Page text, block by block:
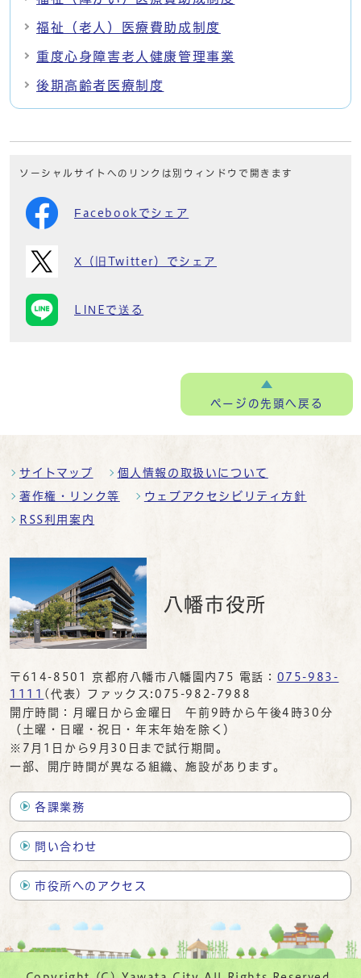
福祉（老人）医療費助成制度
重度心身障害老人健康管理事業
後期高齢者医療制度
ソーシャルサイトへのリンクは別ウィンドウで開きます
Facebookでシェア
X（旧Twitter）でシェア
LINEで送る
ページの先頭へ戻る
サイトマップ 個人情報の取扱いについて
著作権・リンク等 ウェブアクセシビリティ方針
RSS利用案内
八幡市役所
〒614-8501 京都府八幡市八幡園内75 電話： 075-983-
1111 (代表) ファックス:075-982-7988
開庁時間：月曜日から金曜日 午前9時から午後4時30分
（土曜・日曜・祝日・年末年始を除く）
※7月1日から9月30日まで試行期間。
一部、開庁時間が異なる組織、施設があります。
各課業務
問い合わせ
市役所へのアクセス